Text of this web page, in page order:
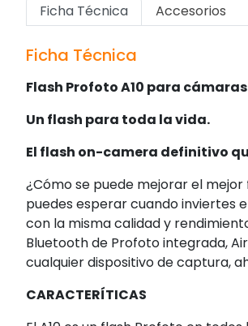
Ficha Técnica Accesorios
Ficha Técnica
Flash Profoto A10 para
Un flash para toda la vida.
El flash on-camera definitivo
¿Cómo se puede mejorar el
puedes esperar cuando inviertes
con la misma calidad y
Bluetooth de Profoto integrada,
cualquier dispositivo de captura,
CARACTERÍTICAS